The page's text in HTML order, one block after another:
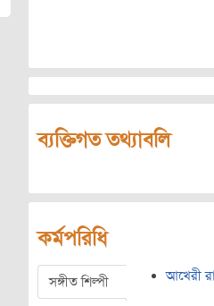
ব্যক্তিগত তথ্যাবলি
কর্মপরিধি
সঙ্গীত শিল্পী আখেরী